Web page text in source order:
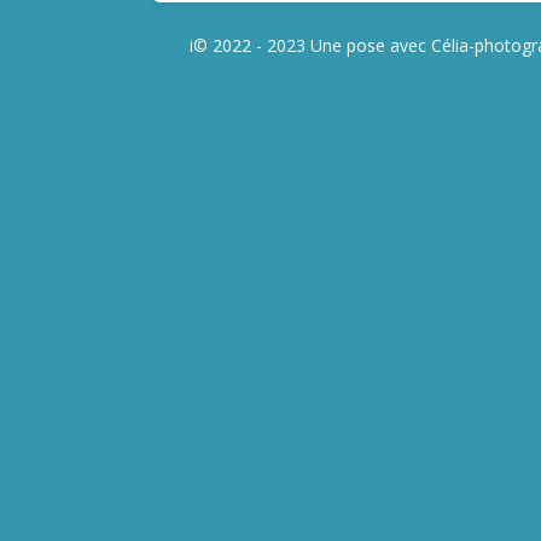
i© 2022 - 2023 Une pose avec Célia-